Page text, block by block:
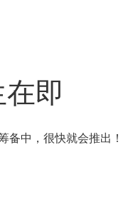
即
备中，很快就会推出！